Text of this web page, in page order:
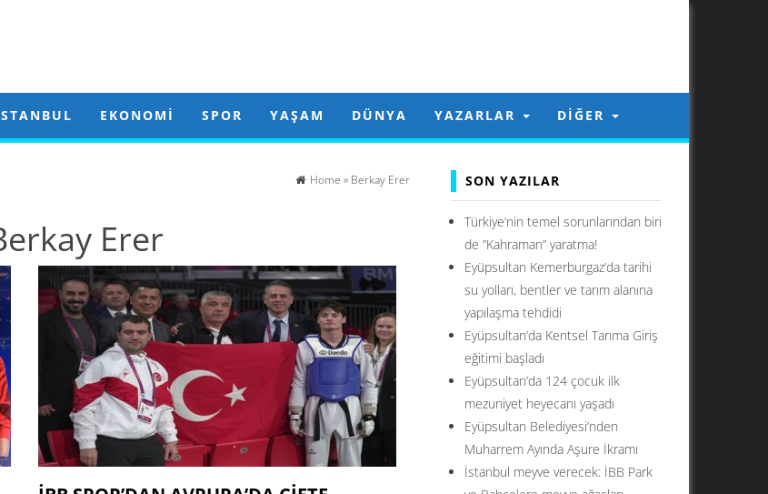
EKONOMI SPOR YAŞAM DÜNYA YAZARLAR DIĞER
Home » Berkay Erer
Erer
SON YAZILAR
Türkiye’nin temel sorunlarından biri
de ”Kahraman” yaratma!
Eyüpsultan Kemerburgaz’da tarihi
su yolları, bentler ve tarım alanına
yapılaşma tehdidi
Eyüpsultan’da Kentsel Tarıma Giriş
eğitimi başladı
Eyüpsultan’da 124 çocuk ilk
mezuniyet heyecanı yaşadı
Eyüpsultan Belediyesi’nden
Muharrem Ayında Aşure İkramı
İstanbul meyve verecek: İBB Park